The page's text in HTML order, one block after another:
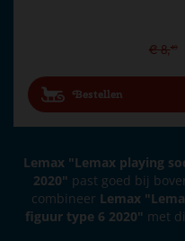
€ 8,49
Bestellen
Lemax "Lemax playing
2020" past goed bij
combineer Lemax
figuur type 6 2020" met